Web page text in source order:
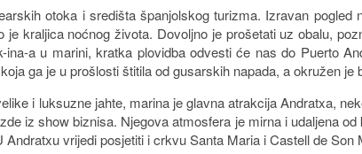
otoka i središta španjolskog turizma. Izravan pogled
kraljica noćnog života. Dovoljno je prošetati uz obalu,
a u marini, kratka plovidba odvesti će nas do Puerto
ga je u prošlosti štitila od gusarskih napada, a okružen je
i luksuzne jahte, marina je glavna atrakcija Andratxa,
iz show biznisa. Njegova atmosfera je mirna i udaljena
vrijedi posjetiti i crkvu Santa Maria i Castell de Son